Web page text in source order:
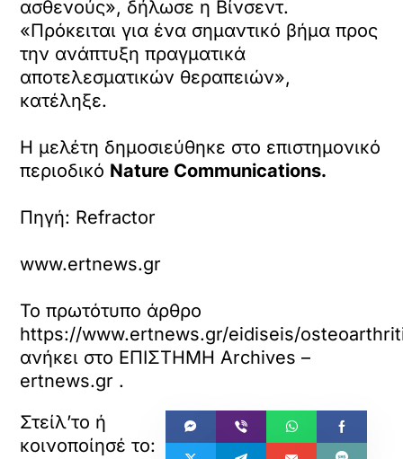
ασθενούς», δήλωσε η Βίνσεντ.
«Πρόκειται για ένα σημαντικό βήμα προς
την ανάπτυξη πραγματικά
αποτελεσματικών θεραπειών»,
κατέληξε.
Η μελέτη δημοσιεύθηκε στο επιστημονικό
περιοδικό Nature Communications.
Πηγή: Refractor
www.ertnews.gr
Το πρωτότυπο άρθρο
https://www.ertnews.gr/eidiseis/
ανήκει στο ΕΠΙΣΤΗΜΗ Archives –
ertnews.gr .